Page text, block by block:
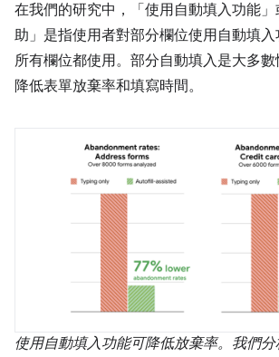
在我們的研究中，「使用自動填入功能
助」是指使用者對部分欄位使用自動填
所有欄位都使用。部分自動填入是大多
降低表單放棄率和填寫時間。
使用自動填入功能可降低放棄率。我們